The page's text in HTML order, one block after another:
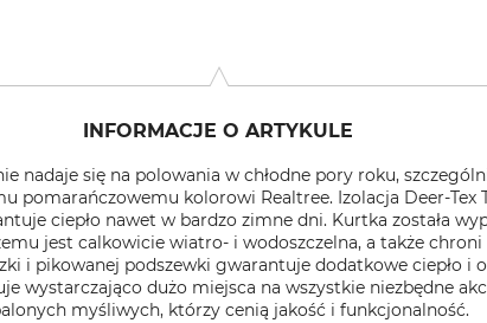
INFORMACJE O ARTYKULE
nadaje się na polowania w chłodne pory roku,
pomarańczowemu kolorowi Realtree. Izolacja Deer-Tex
ciepło nawet w bardzo zimne dni. Kurtka została
jest calkowicie wiatro- i wodoszczelna, a także
i pikowanej podszewki gwarantuje dodatkowe ciepło i
wystarczająco dużo miejsca na wszystkie niezbędne
myśliwych, którzy cenią jakość i funkcjonalność.